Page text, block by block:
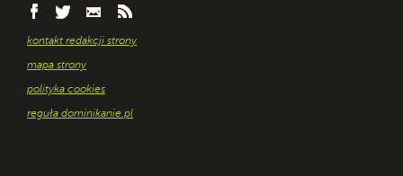
kontakt redakcji strony
mapa strony
polityka cookies
reguła dominikanie.pl